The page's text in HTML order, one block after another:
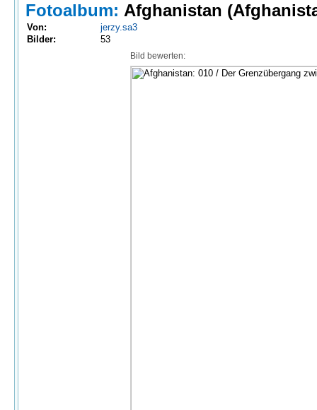
Fotoalbum: Afghanistan
Von:
jerzy.sa3
Bilder:
53
Bild bewerten: